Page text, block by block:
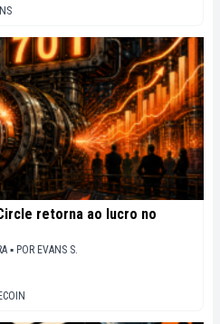
retorna ao lucro no
▪ POR EVANS S.